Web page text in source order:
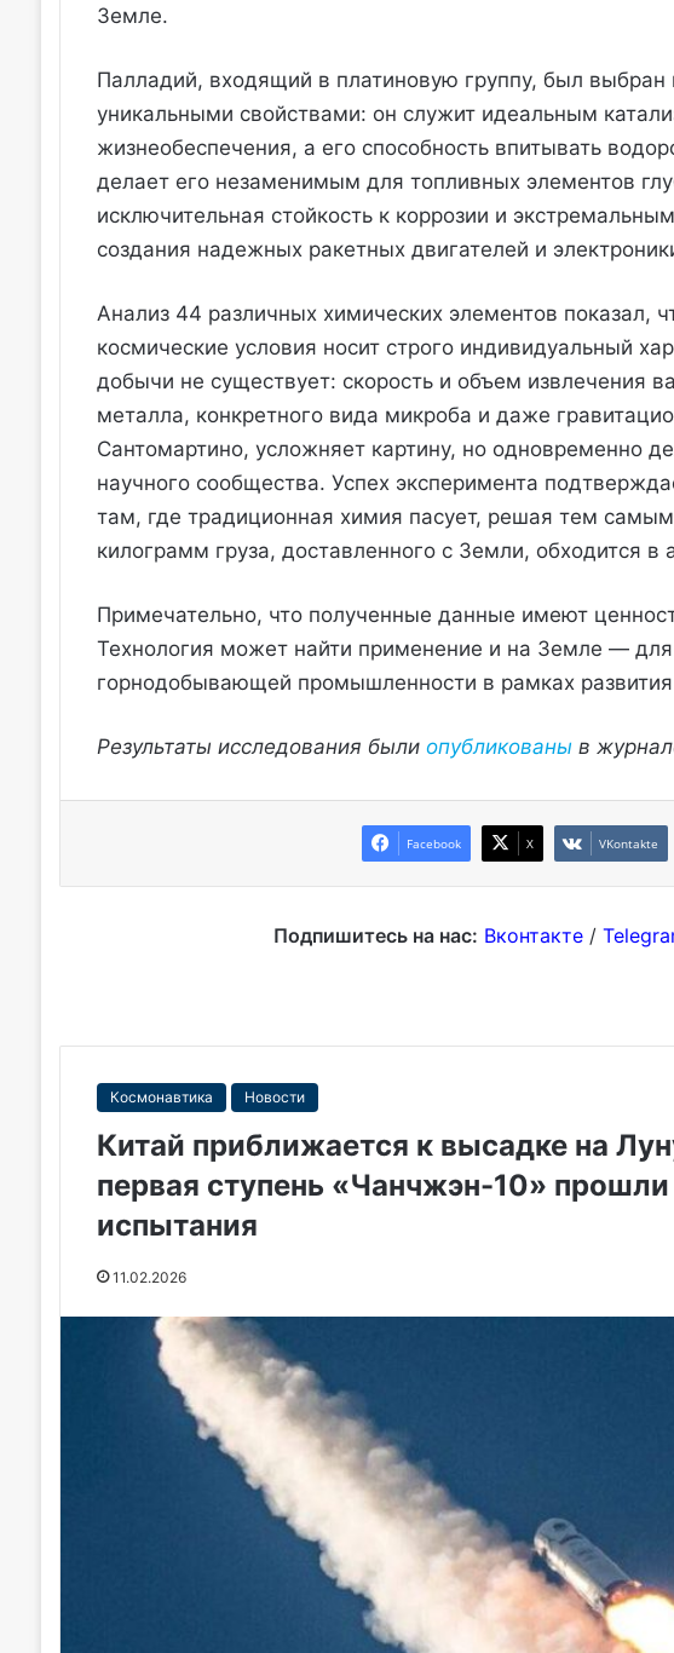
Земле.
Палладий, входящий в платиновую группу, был выбран
уникальными свойствами: он служит идеальным
жизнеобеспечения, а его способность впитывать
делает его незаменимым для топливных элементов
исключительная стойкость к коррозии и
создания надежных ракетных двигателей и
Анализ 44 различных химических элементов показал,
космические условия носит строго индивидуальный
добычи не существует: скорость и объем извлечения
металла, конкретного вида микроба и даже
Сантомартино, усложняет картину, но одновременно
научного сообщества. Успех эксперимента
там, где традиционная химия пасует, решая тем
килограмм груза, доставленного с Земли, обходится
Примечательно, что полученные данные имеют
Технология может найти применение и на Земле —
горнодобывающей промышленности в рамках
Результаты исследования были опубликованы в
Facebook X VKontakte
Подпишитесь на нас: Вконтакте/